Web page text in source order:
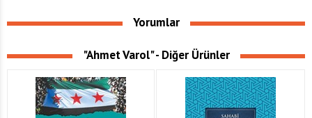
Yorumlar
"Ahmet Varol" - Diğer Ürünler